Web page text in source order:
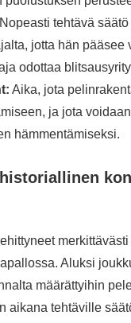
Nopeasti tehtävä säätö
jotta hän pääsee
odottaa
Aika, jota
ja jota
hämmentämiseksi.
Aluksi
määrättyihin
aikana tehtäville